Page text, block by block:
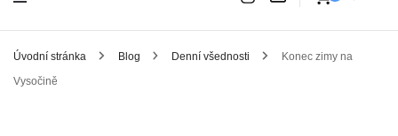
Úvodní stránka Blog Denní všednosti
Konec zimy na
Vysočině